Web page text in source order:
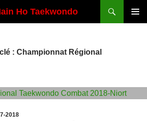
Ho Taekwondo
: Championnat Régional
2018